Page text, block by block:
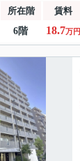
所在階 賃料
6階 18.7万円